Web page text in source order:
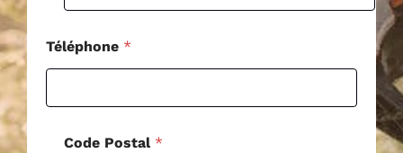
m
a
i
l
Téléphone *
Code Postal *